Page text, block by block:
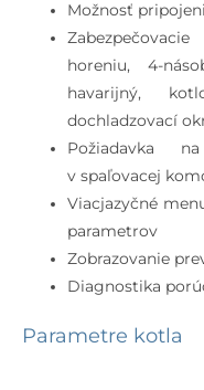
Možnosť
horeniu, 4-
havarijný,
dochladzovací
Požiadavka
v spaľovacej
Viacjazyčné
parametrov
Zobrazovanie
Diagnostika
Parametre kotla